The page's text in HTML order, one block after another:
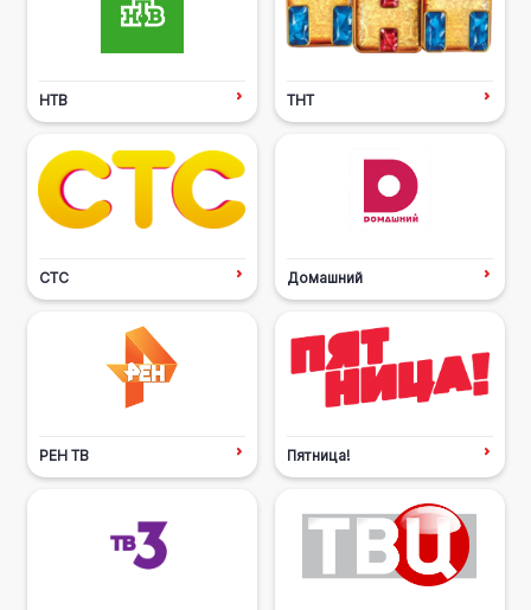
НТВ ТНТ
СТС Домашний
РЕН ТВ Пятница!